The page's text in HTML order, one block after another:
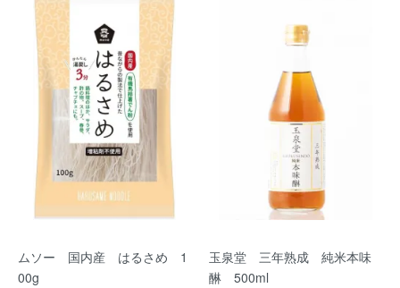
ムソー 国内産 はるさめ 1
00g
玉泉堂 三年熟成 純米本味
醂 500ml